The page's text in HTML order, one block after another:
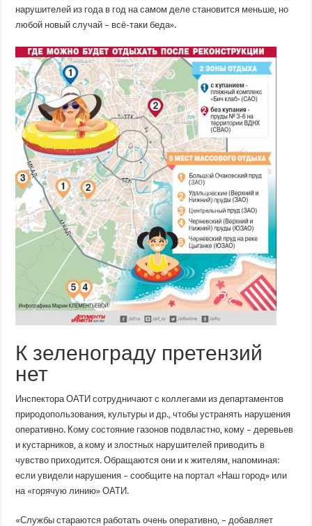
нарушителей из года в год на самом деле становится меньше, но
любой новый случай – всё-таки беда».
К зеленограду претензий
нет
Инспектора ОАТИ сотрудничают с коллегами из департаментов
природопользования, культуры и др., чтобы устранять нарушения
оперативно. Кому состояние газонов подвластно, кому – деревьев
и кустарников, а кому и злостных нарушителей приводить в
чувство приходится. Обращаются они и к жителям, напоминая:
если увидели нарушения – сообщите на портал «Наш город» или
на «горячую линию» ОАТИ.
«Службы стараются работать очень оперативно, – добавляет